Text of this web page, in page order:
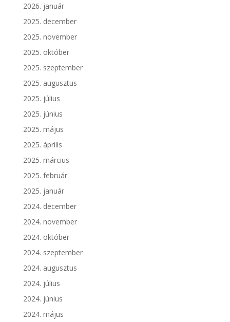
2026. január
2025. december
2025. november
2025. október
2025. szeptember
2025. augusztus
2025. július
2025. június
2025. május
2025. április
2025. március
2025. február
2025. január
2024. december
2024. november
2024. október
2024. szeptember
2024. augusztus
2024. július
2024. június
2024. május